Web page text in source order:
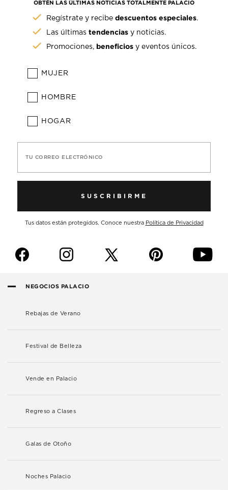
OBTÉN LAS ÚLTIMAS NOTICIAS TOTALMENTE PALACIO
Regístrate y recibedescuentos especiales.
Las últimastendencias y noticias.
Promociones, beneficios y eventos únicos.
MUJER
HOMBRE
HOGAR
TU CORREO ELECTRÓNICO
SUSCRIBIRME
Tus datos están protegidos. Conoce nuestra Política de Privacidad
f i p y
NEGOCIOS PALACIO
Rebajas de Verano
Festival de Belleza
Vende en Palacio
Regreso a Clases
Galas de Otoño
Noches Palacio